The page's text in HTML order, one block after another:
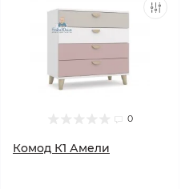
0
Комод К1 Амели